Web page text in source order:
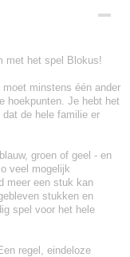
met het spel Blokus!
minstens één ander
hoekpunten. Je hebt het
de hele familie er
groen of geel - en
veel mogelijk
meer een stuk kan
stukken en
spel voor het hele
regel, eindeloze